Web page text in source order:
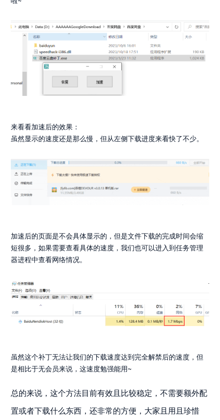
来看看加速后的效果：
虽然显示的速度还是那么慢，但从左侧下载进度来看快了不少。
加速后的页面是不会具体显示的，但是文件下载的完成时间会缩
短很多，如果需要查看具体的速度，我们也可以进入到任务管理
器进程中查看网络情况。
虽然这个补丁无法让我们的下载速度达到完全解禁后的速度，但
是相比于无会员来说，这速度勉强能用~
总的来说，这个方法目前有效且比较稳定，不需要额外配
置或者下载什么东西，还非常的方便，大家且用且珍惜